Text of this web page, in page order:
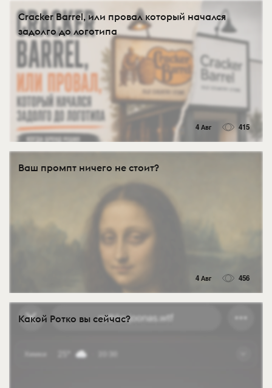
Cracker Barrel, или провал который начался
задолго до логотипа
4 Авг 415
Ваш промпт ничего не стоит?
4 Авг 456
Какой Ротко вы сейчас?